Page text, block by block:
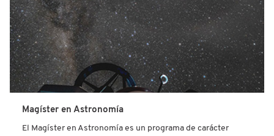
Magíster en Astronomía
El Magíster en Astronomía es un programa de carácter